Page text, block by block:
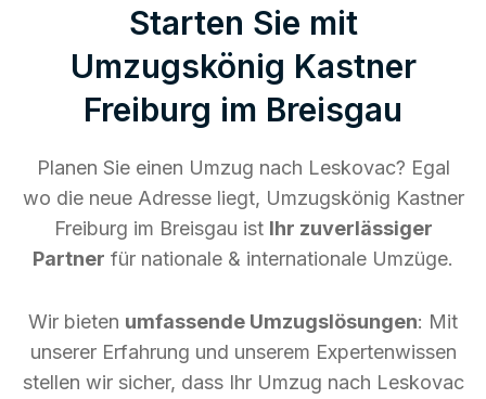
Starten Sie mit
Umzugskönig Kastner
Freiburg im Breisgau
Planen Sie einen Umzug nach Leskovac? Egal
wo die neue Adresse liegt, Umzugskönig Kastner
Freiburg im Breisgau ist Ihr zuverlässiger
Partner für nationale & internationale Umzüge.
Wir bieten umfassende Umzugslösungen: Mit
unserer Erfahrung und unserem Expertenwissen
stellen wir sicher, dass Ihr Umzug nach Leskovac